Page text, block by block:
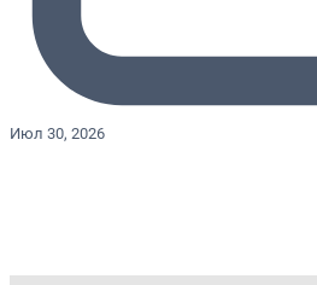
Июл 30, 2026